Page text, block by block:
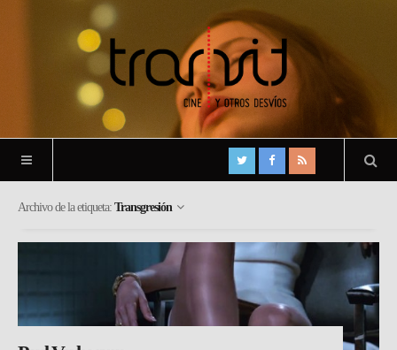
Archivo de la etiqueta: Transgresión